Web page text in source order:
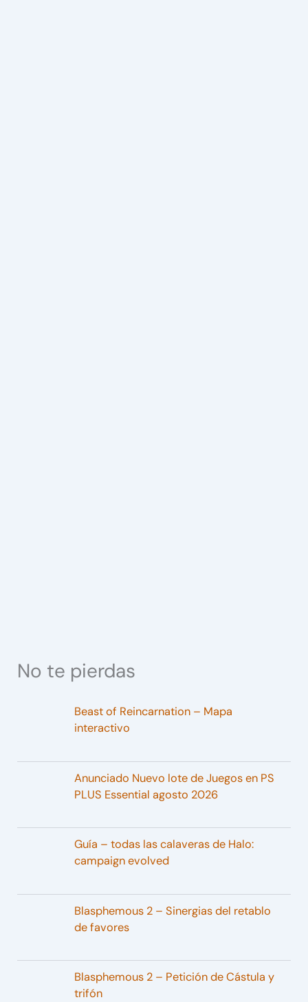
No te pierdas
Beast of Reincarnation – Mapa
interactivo
Anunciado Nuevo lote de Juegos en PS
PLUS Essential agosto 2026
Guía – todas las calaveras de Halo:
campaign evolved
Blasphemous 2 – Sinergias del retablo
de favores
Blasphemous 2 – Petición de Cástula y
trifón